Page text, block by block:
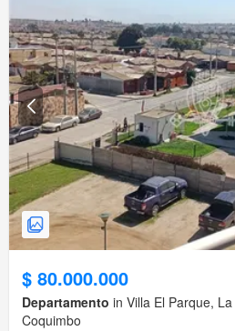
$ 80.000.000
Departamento in Villa El Parque,
Coquimbo